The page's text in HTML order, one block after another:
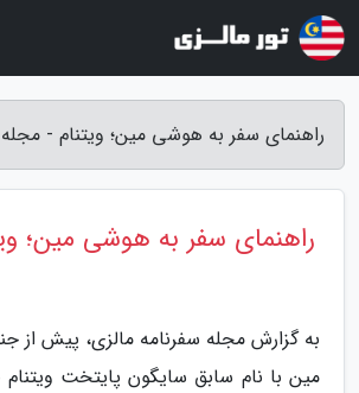
راهنمای سفر به هوشی مین؛ ویتنام -
راهنمای سفر به هوشی مین؛
به گزارش مجله سفرنامه مالزی، پیش از
مین با نام سابق سایگون پایتخت ویتنام